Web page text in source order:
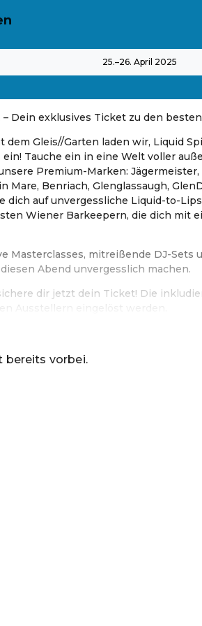
25.–26. April 2025
– Dein exklusives Ticket zu den
dem Gleis//Garten laden wir, Liquid
ein! Tauche ein in eine Welt voller
Premium-Marken: Jägermeister,
Mare, Benriach, Glenglassaugh,
dich auf unvergessliche Liquid-to-
Wiener Barkeepern, die dich mit
Masterclasses, mitreißende DJ-Sets
Abend unvergesslich machen.
dir jetzt dein Ticket! Die
Ausstellern eingelöst werden.
bereits vorbei.